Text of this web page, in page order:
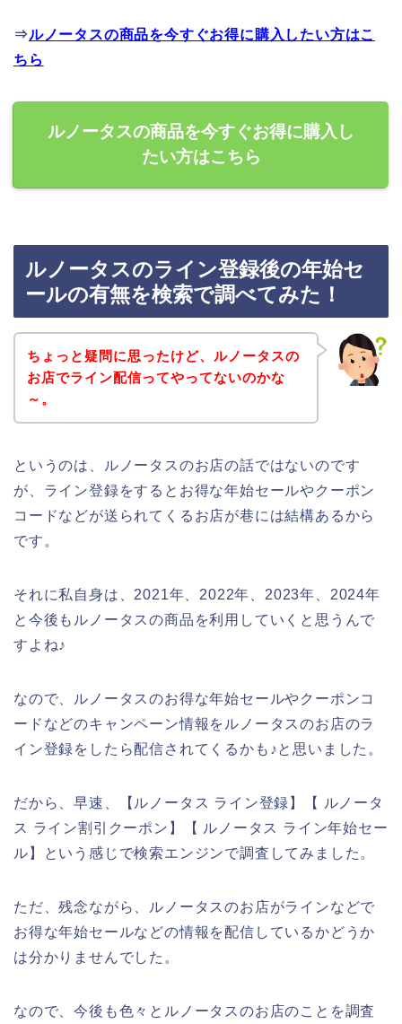
⇒ルノータスの商品を今すぐお得に購入したい方はこ
ちら
ルノータスの商品を今すぐお得に購入し
たい方はこちら
ルノータスのライン登録後の年始セ
ールの有無を検索で調べてみた！
ちょっと疑問に思ったけど、ルノータスの
お店でライン配信ってやってないのかな
～。
というのは、ルノータスのお店の話ではないのです
が、ライン登録をするとお得な年始セールやクーポン
コードなどが送られてくるお店が巷には結構あるから
です。
それに私自身は、2021年、2022年、2023年、2024年
と今後もルノータスの商品を利用していくと思うんで
すよね♪
なので、ルノータスのお得な年始セールやクーポンコ
ードなどのキャンペーン情報をルノータスのお店のラ
イン登録をしたら配信されてくるかも♪と思いました。
だから、早速、【ルノータス ライン登録】【 ルノータ
ス ライン割引クーポン】【 ルノータス ライン年始セー
ル】という感じで検索エンジンで調査してみました。
ただ、残念ながら、ルノータスのお店がラインなどで
お得な年始セールなどの情報を配信しているかどうか
は分かりませんでした。
なので、今後も色々とルノータスのお店のことを調査